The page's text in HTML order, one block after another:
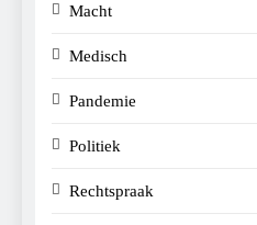
Macht
Medisch
Pandemie
Politiek
Rechtspraak